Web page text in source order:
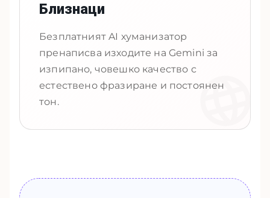
Близнаци
Безплатният AI хуманизатор
пренаписва изходите на Gemini за
изпипано, човешко качество с
естествено фразиране и постоянен
тон.